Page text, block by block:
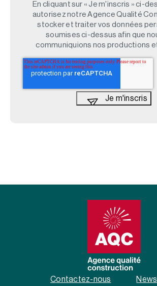
En cliquant sur « Je m'inscris » ci-
autorisez notre Agence Qualité
stocker et traiter vos données
soumises ci-dessus afin que
communiquions nos productions
Contactez-nous